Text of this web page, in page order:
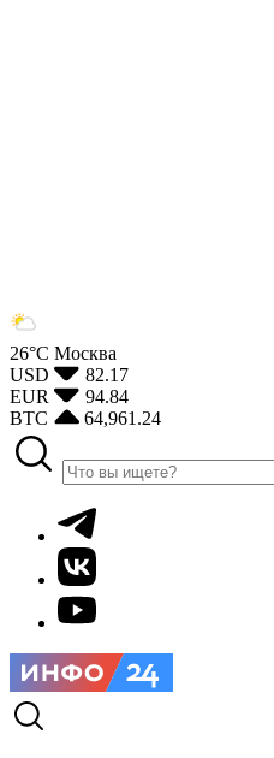
26°С Москва
USD
82.17
EUR
94.84
BTC
64,961.24